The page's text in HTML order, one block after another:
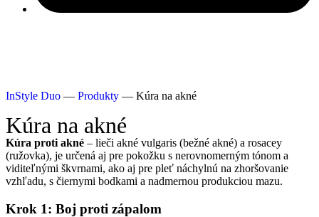
InStyle Duo — Produkty — Kúra na akné
Kúra na akné
Kúra proti akné – lieči akné vulgaris (bežné akné) a rosacey
(ružovka), je určená aj pre pokožku s nerovnomerným tónom a
viditeľnými škvrnami, ako aj pre pleť náchylnú na zhoršovanie
vzhľadu, s čiernymi bodkami a nadmernou produkciou mazu.
Krok 1: Boj proti zápalom